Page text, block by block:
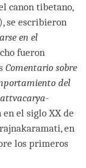
canon tibetano,
se escribieron
en el
fueron
Comentario sobre
del
el siglo XX de
en
los primeros